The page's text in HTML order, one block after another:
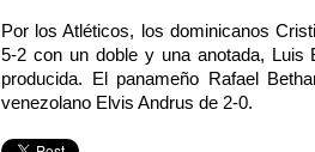
Por los Atléticos, los dominicanos
5-2 con un doble y una anotada, Luis
producida. El panameño Rafael
venezolano Elvis Andrus de 2-0.